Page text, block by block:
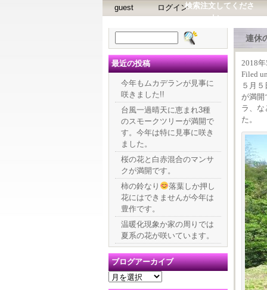
検索注文してくださ
い。
guest ログイン
連休
2018
Filed
５月
が満開
ラ、な
た。
索:
最近の投稿
今年もムカデランが見事に
咲きました!!
台風一過晴天に恵まれ3種
のスモークツリーが満開で
す。今年は特に見事に咲き
ました。
桜の花と白赤混合のマンサ
クが満開です。
柿の鈴なり
落葉しか押し
花にはできませんが今年は
豊作です。
温暖化現象か家の周りでは
夏系の花が咲いています。
ブログアーカイブ
ブ
ロ